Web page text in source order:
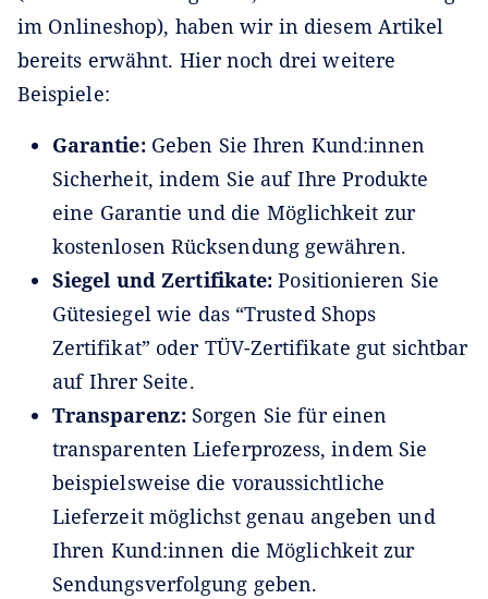
im Onlineshop), haben wir in diesem Artikel
bereits erwähnt. Hier noch drei weitere
Beispiele:
Garantie: Geben Sie Ihren Kund:innen
Sicherheit, indem Sie auf Ihre Produkte
eine Garantie und die Möglichkeit zur
kostenlosen Rücksendung gewähren.
Siegel und Zertifikate:Positionieren Sie
Gütesiegel wie das “Trusted Shops
Zertifikat” oder TÜV-Zertifikate gut sichtbar
auf Ihrer Seite.
Transparenz: Sorgen Sie für einen
transparenten Lieferprozess, indem Sie
beispielsweise die voraussichtliche
Lieferzeit möglichst genau angeben und
Ihren Kund:innen die Möglichkeit zur
Sendungsverfolgung geben.